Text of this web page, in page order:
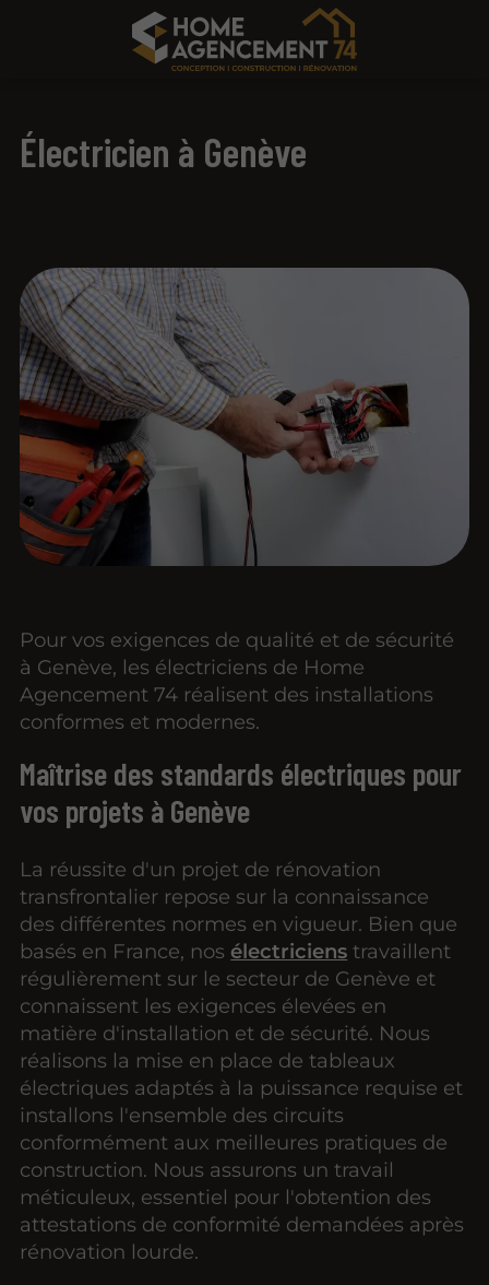
Électricien à Genève
Pour vos exigences de qualité et de sécurité
à Genève, les électriciens de Home
Agencement 74 réalisent des installations
conformes et modernes.
Maîtrise des standards électriques pour
vos projets à Genève
La réussite d'un projet de rénovation
transfrontalier repose sur la connaissance
des différentes normes en vigueur. Bien que
basés en France, nos électriciens travaillent
régulièrement sur le secteur de Genève et
connaissent les exigences élevées en
matière d'installation et de sécurité. Nous
réalisons la mise en place de tableaux
électriques adaptés à la puissance requise et
installons l'ensemble des circuits
conformément aux meilleures pratiques de
construction. Nous assurons un travail
méticuleux, essentiel pour l'obtention des
attestations de conformité demandées après
rénovation lourde.